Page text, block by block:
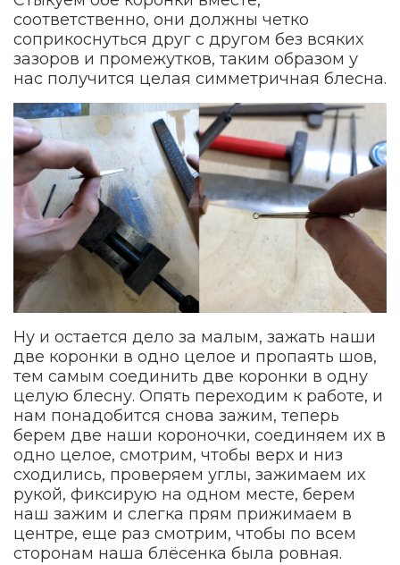
соответственно, они должны четко
соприкоснуться друг с другом без всяких
зазоров и промежутков, таким образом у
нас получится целая симметричная блесна.
Ну и остается дело за малым, зажать наши
две коронки в одно целое и пропаять шов,
тем самым соединить две коронки в одну
целую блесну. Опять переходим к работе, и
нам понадобится снова зажим, теперь
берем две наши короночки, соединяем их в
одно целое, смотрим, чтобы верх и низ
сходились, проверяем углы, зажимаем их
рукой, фиксирую на одном месте, берем
наш зажим и слегка прям прижимаем в
центре, еще раз смотрим, чтобы по всем
сторонам наша блёсенка была ровная.